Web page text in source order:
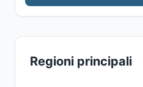
Regioni principali